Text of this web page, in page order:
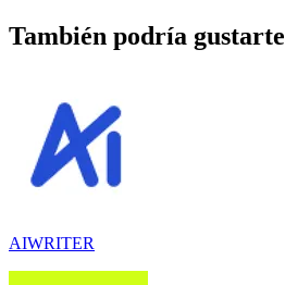
También podría gustarte
AIWRITER